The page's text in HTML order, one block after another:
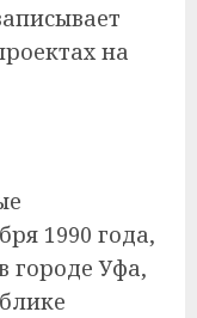
на
1990 года,
городе Уфа,